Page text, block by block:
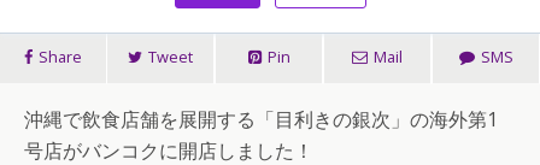
Share Tweet Pin Mail SMS
沖縄で飲食店舗を展開する「目利きの銀次」の海外第1
号店がバンコクに開店しました！